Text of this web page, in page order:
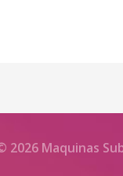
Maquinas